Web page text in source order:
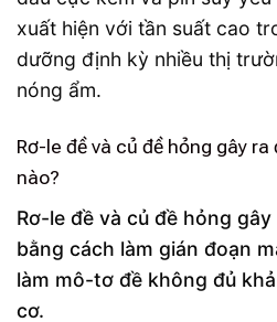
xuất hiện với tần suất cao
dưỡng định kỳ nhiều thị
nóng ẩm.
Rơ-le đề và củ đề hỏng gây
nào?
Rơ-le đề và củ đề hỏng
bằng cách làm gián đoạn
làm mô-tơ đề không đủ
cơ.